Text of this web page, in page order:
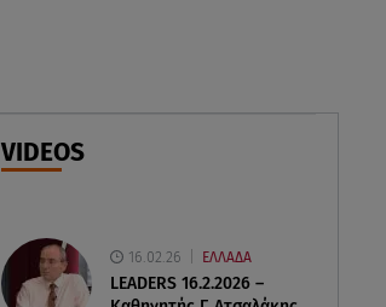
Stars System: Γιορτάζει 20
VIDEOS
16.02.26 ΕΛΛΑΔΑ
LEADERS 16.2.2026 –